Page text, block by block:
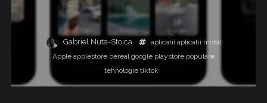
Gabriel Nuta-Stoica aplicatii aplicatii mobil
Apple applestore bereal google playstore populare
tehnologie tiktok